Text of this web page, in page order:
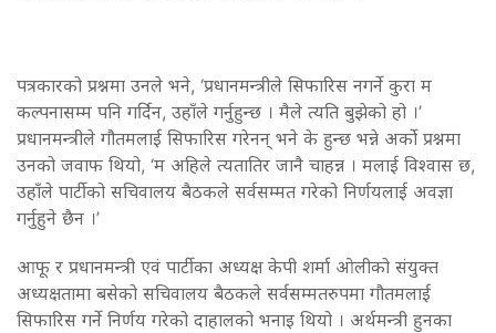
पत्रकारको प्रश्नमा उनले भने, ‘प्रधानमन्त्रीले सिफारिस नगर्ने कुरा म
कल्पनासम्म पनि गर्दिन, उहाँले गर्नुहुन्छ । मैले त्यति बुझेको हो ।’
प्रधानमन्त्रीले गौतमलाई सिफारिस गरेनन् भने के हुन्छ भन्ने अर्को प्रश्नमा
उनको जवाफ थियो, ‘म अहिले त्यतातिर जानै चाहन्न । मलाई विश्वास छ,
उहाँले पार्टीको सचिवालय बैठकले सर्वसम्मत गरेको निर्णयलाई अवज्ञा
गर्नुहुने छैन ।’
आफू र प्रधानमन्त्री एवं पार्टीका अध्यक्ष केपी शर्मा ओलीको संयुक्त
अध्यक्षतामा बसेको सचिवालय बैठकले सर्वसम्मतरुपमा गौतमलाई
सिफारिस गर्ने निर्णय गरेको दाहालको भनाइ थियो । अर्थमन्त्री हुनका